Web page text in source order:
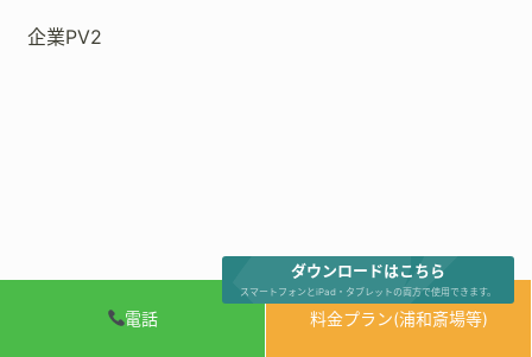
電話 料金プラン(浦和斎場等)
企業PV2
ダウンロードはこちら
スマートフォンとiPad・タブレットの両方で使用できます。